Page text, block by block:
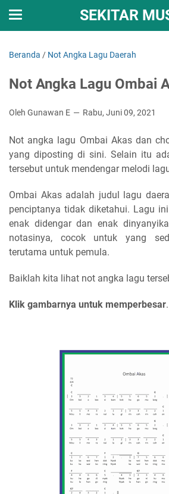
SEKITAR
Beranda / Not Angka Lagu Daerah
Not Angka Lagu Ombai
Oleh Gunawan E Rabu, Juni 09, 2021
Not angka lagu Ombai Akas dan
yang diposting di sini. Selain itu
tersebut untuk mendengar melodi
Ombai Akas adalah judul lagu
penciptanya tidak diketahui. Lagu
enak didengar dan enak
notasinya, cocok untuk yang
terutama untuk pemula.
Baiklah kita lihat not angka lagu
Klik gambarnya untuk memperbesar.